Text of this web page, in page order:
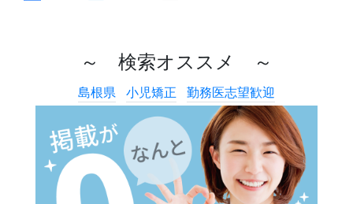
～ 検索オススメ ～
島根県 小児矯正 勤務医志望歓迎